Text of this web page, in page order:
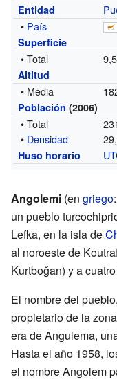
Entidad
• País
Superficie
• Total
Altitud
• Media
Población (2006)
• Total
• Densidad
Huso horario
Angolemi (en griego
un pueblo
Lefka, en la isla de
al noroeste de
Kurtboğan) y a
El nombre del
propietario de la
era de Angulema,
Hasta el año 1958,
el nombre Angolem